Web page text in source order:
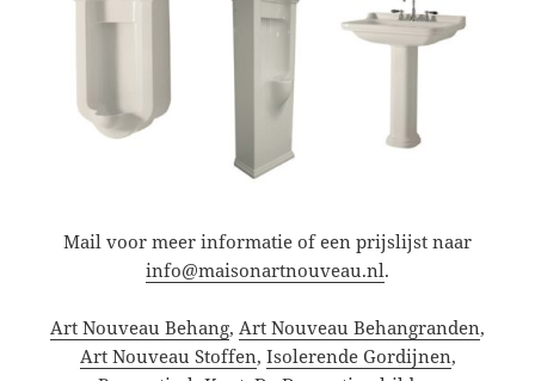
Mail voor meer informatie of een prijslijst naar
info@maisonartnouveau.nl.
Art Nouveau Behang, Art Nouveau Behangranden,
Art Nouveau Stoffen, Isolerende Gordijnen,